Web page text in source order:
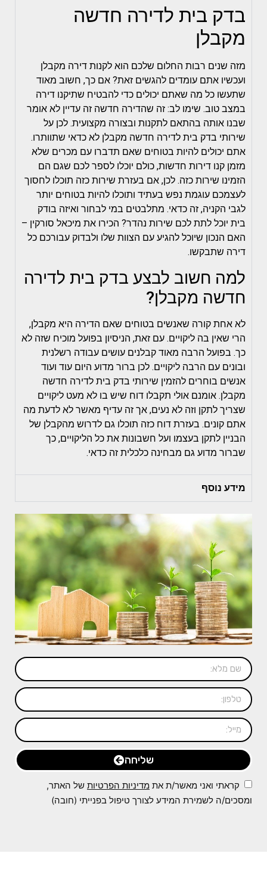
בדק בית לדירה חדשה
מקבלן
מזה שנים רבות החלום שלכם הוא לקנות דירה מקבלן
ועכשיו אתם עומדים להגשים זאת? אם כך, חשוב מאוד
שתעשו כל מה שאתם יכולים כדי להבטיח שתיקנו דירה
במצב טוב. שימו לב: זה שהדירה חדשה זה עדיין לא אומר
שבנו אותה בהתאם לתקנות ובצורה מקצועית. לכן על
שירותי בדק בית לדירה חדשה מקבלן לא כדאי שתוותרו.
אתם יכולים להיות בטוחים שאם תדברו עם מכרים שלא
מזמן קנו דירות חדשות, כולם יוכלו לספר לכם שגם הם
הזמינו שירות כזה. לכן, אם בעזרת שירות כזה תוכלו לחסוך
לעצמכם עוגמת נפש בעתיד ותוכלו להיות בטוחים יותר
לגבי הקניה, זה כדאי. מתלבטים במי לבחור ואיזה בודק
בית יוכל לתת לכם שירות נהדר? הכירו את מיכאל סורקין –
האם הנכון שיוכל להגיע עם הצוות שלו ולבדוק עבורכם כל
דירה שתבקשו.
למה חשוב לבצע בדק בית לדירה
חדשה מקבלן?
לא אחת קורה שאנשים בטוחים שאם הדירה היא מקבלן,
הרי שאין בה ליקויים. עם זאת, הניסיון בפועל מוכיח שזה לא
כך. בפועל הרבה מאוד קבלנים עושים עבודה רשלנית
ובונים עם הרבה ליקויים. לכן ברור מדוע היום עוד ועוד
אנשים בוחרים להזמין שירותי בדק בית לדירה חדשה
מקבלן. אומנם אולי תקבלו דוח שיש בו לא מעט ליקויים
שצריך לתקן וזה לא נעים, אך זה עדיף מאשר לא לדעת מה
אתם קונים. בעזרת דוח כזה תוכלו גם לדרוש מהקבלן של
הבניין לתקן בעצמו ועל חשבונות את כל הליקויים, כך
שברור מדוע גם מבחינה כלכלית זה כדאי.
מידע נוסף
שליחה
קראתי ואני מאשר/ת את מדיניות הפרטיות של האתר,
ומסכים/ה לשמירת המידע לצורך טיפול בפנייתי (חובה)